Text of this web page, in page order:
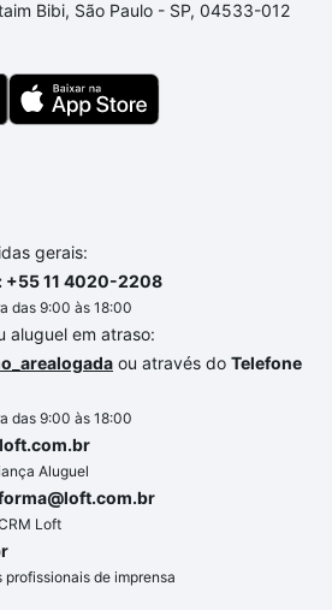
veja em nosso portal quanto
o imóvel dos seus sonhos com
Loft, com você até as
Bibi, São Paulo - SP, 04533-012
gerais:
+55 11 4020-2208
das 9:00 às 18:00
aluguel em atraso:
ou através do Telefone
das 9:00 às 18:00
Aluguel
Loft
de imprensa